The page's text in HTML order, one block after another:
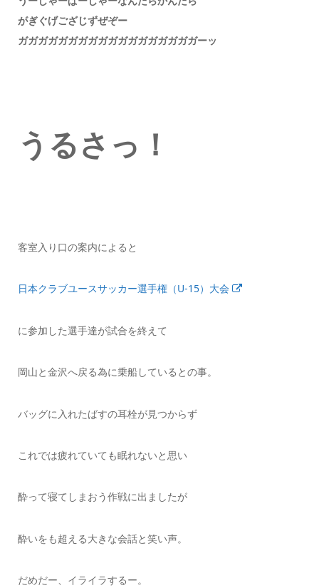
がぎぐげござじずぜぞー
ガガガガガガガガガガガガガガガガガガーッ
うるさっ！
客室入り口の案内によると
日本クラブユースサッカー選手権（U-15）大会
に参加した選手達が試合を終えて
岡山と金沢へ戻る為に乗船しているとの事。
バッグに入れたばすの耳栓が見つからず
これでは疲れていても眠れないと思い
酔って寝てしまおう作戦に出ましたが
酔いをも超える大きな会話と笑い声。
だめだー、イライラするー。